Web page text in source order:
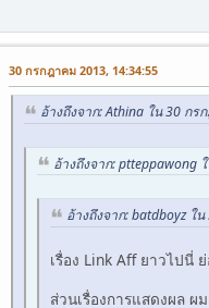
30 กรกฎาคม 2013, 14:34:55
อ้างถึงจาก: Athina ใน 30 กร
อ้างถึงจาก: ptteppawong
อ้างถึงจาก: batdboyz ใ
เรื่อง Link Aff ยาวไปนี่
ส่วนเรื่องการแสดงผล ผ